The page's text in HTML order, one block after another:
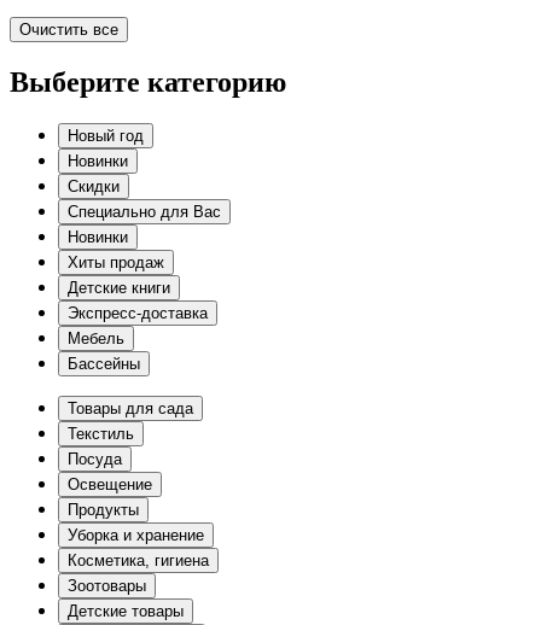
Очистить все
Выберите категорию
Новый год
Новинки
Скидки
Специально для Вас
Новинки
Хиты продаж
Детские книги
Экспресс-доставка
Мебель
Бассейны
Товары для сада
Текстиль
Посуда
Освещение
Продукты
Уборка и хранение
Косметика, гигиена
Зоотовары
Детские товары